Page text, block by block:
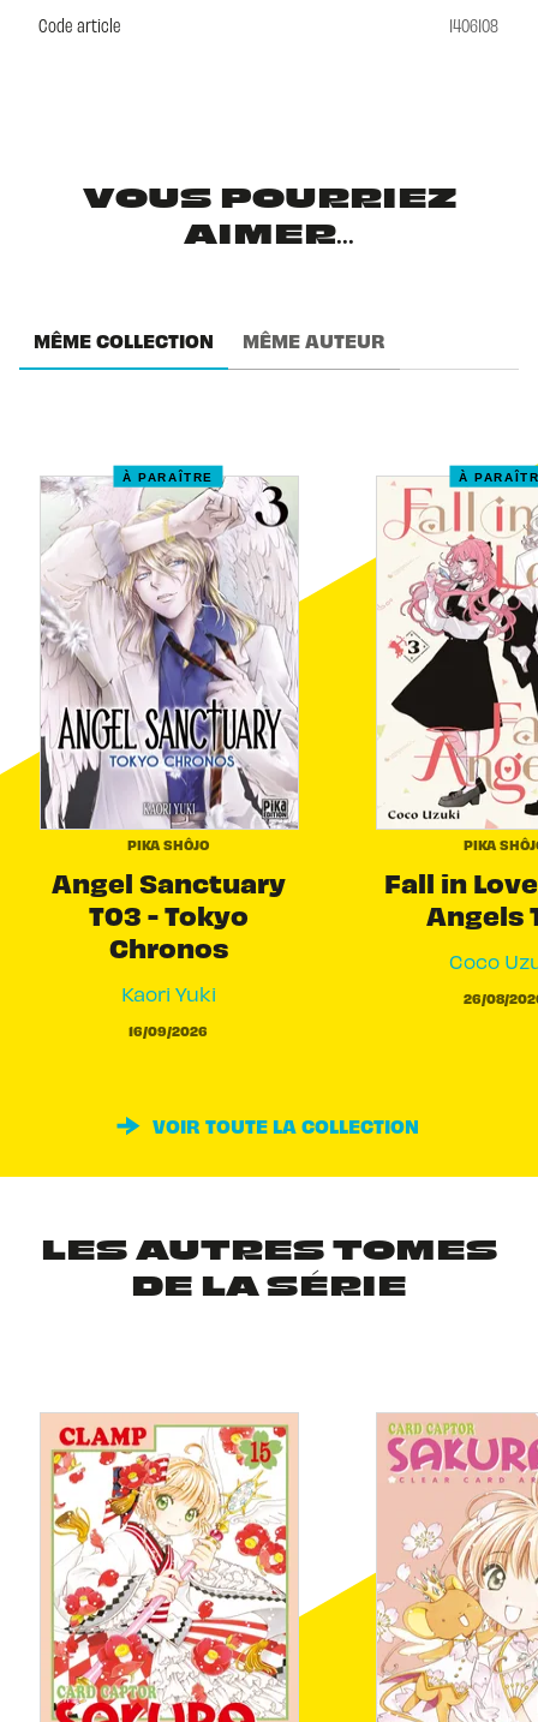
Code article 1406108
VOUS POURRIEZ
AIMER...
MÊME COLLECTION MÊME AUTEUR
À PARAÎTRE
PIKA SHÔJO
Angel Sanctuary
T03 - Tokyo
Chronos
Kaori Yuki
16/09/2026
À
PIKA
Fall in
Angels
Coco
26/08/
VOIR TOUTE LA COLLECTION
LES AUTRES TOMES
DE LA SÉRIE